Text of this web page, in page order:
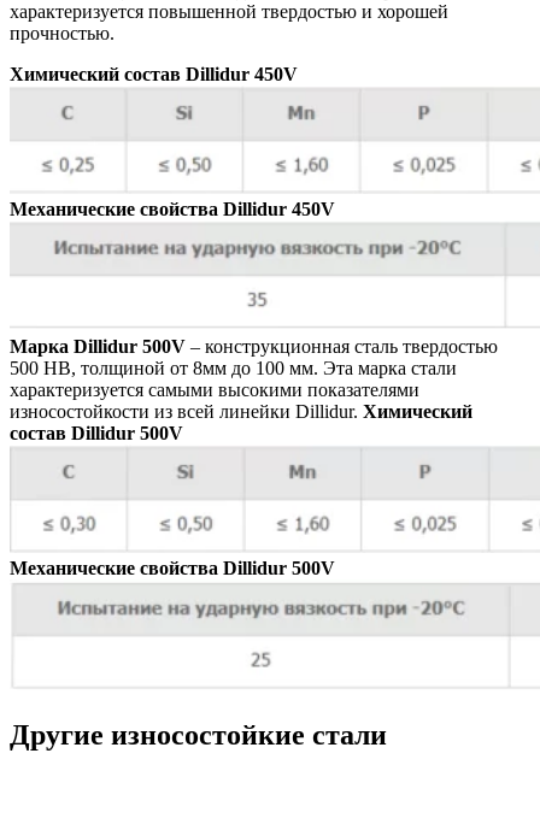
характеризуется повышенной твердостью и хорошей
прочностью.
Химический состав Dillidur 450V
Механические свойства Dillidur 450V
Марка Dillidur 500V – конструкционная сталь твердостью
500 HB, толщиной от 8мм до 100 мм. Эта марка стали
характеризуется самыми высокими показателями
износостойкости из всей линейки Dillidur. Химический
состав Dillidur 500V
Механические свойства Dillidur 500V
Другие износостойкие стали